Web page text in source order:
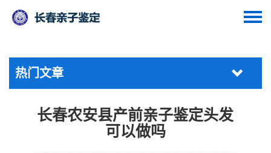
热门文章
长春农安县产前亲子鉴定头发
可以做吗